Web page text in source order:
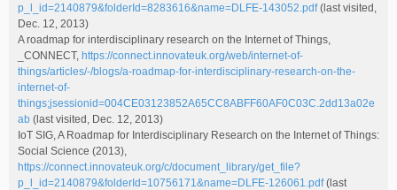
p_l_id=2140879&folderId=8283616&name=DLFE-143052.pdf(last visited,
Dec. 12, 2013)
A roadmap for interdisciplinary research on the Internet of Things,
_CONNECT, https://connect.innovateuk.org/web/internet-of-
things/articles/-/blogs/a-roadmap-for-interdisciplinary-research-on-the-
internet-of-
things;jsessionid=004CE03123852A65CC8ABFF60AF0C03C.2dd13a02e
ab (last visited, Dec. 12, 2013)
IoT SIG, A Roadmap for Interdisciplinary Research on the Internet of Things:
Social Science (2013),
https://connect.innovateuk.org/c/document_library/get_file?
p_l_id=2140879&folderId=10756171&name=DLFE-126061.pdf(last